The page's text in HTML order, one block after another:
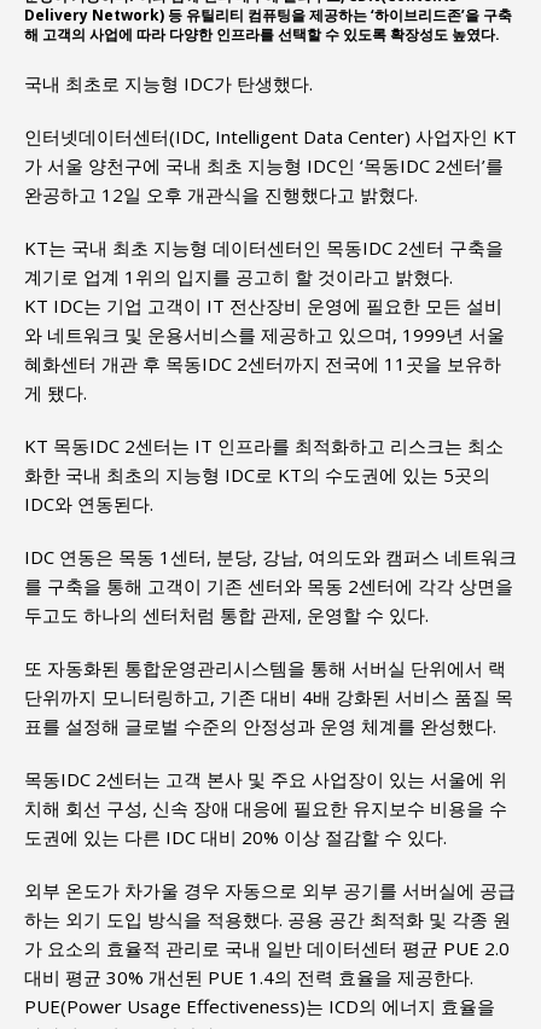
Delivery Network) 등 유틸리티 컴퓨팅을 제공하는 ‘하이브리드존’을 구축
해 고객의 사업에 따라 다양한 인프라를 선택할 수 있도록 확장성도 높였다.
국내 최초로 지능형 IDC가 탄생했다.
인터넷데이터센터(IDC, Intelligent Data Center) 사업자인 KT
가 서울 양천구에 국내 최초 지능형 IDC인 ‘목동IDC 2센터’를
완공하고 12일 오후 개관식을 진행했다고 밝혔다.
KT는 국내 최초 지능형 데이터센터인 목동IDC 2센터 구축을
계기로 업계 1위의 입지를 공고히 할 것이라고 밝혔다.
KT IDC는 기업 고객이 IT 전산장비 운영에 필요한 모든 설비
와 네트워크 및 운용서비스를 제공하고 있으며, 1999년 서울
혜화센터 개관 후 목동IDC 2센터까지 전국에 11곳을 보유하
게 됐다.
KT 목동IDC 2센터는 IT 인프라를 최적화하고 리스크는 최소
화한 국내 최초의 지능형 IDC로 KT의 수도권에 있는 5곳의
IDC와 연동된다.
IDC 연동은 목동 1센터, 분당, 강남, 여의도와 캠퍼스 네트워크
를 구축을 통해 고객이 기존 센터와 목동 2센터에 각각 상면을
두고도 하나의 센터처럼 통합 관제, 운영할 수 있다.
또 자동화된 통합운영관리시스템을 통해 서버실 단위에서 랙
단위까지 모니터링하고, 기존 대비 4배 강화된 서비스 품질 목
표를 설정해 글로벌 수준의 안정성과 운영 체계를 완성했다.
목동IDC 2센터는 고객 본사 및 주요 사업장이 있는 서울에 위
치해 회선 구성, 신속 장애 대응에 필요한 유지보수 비용을 수
도권에 있는 다른 IDC 대비 20% 이상 절감할 수 있다.
외부 온도가 차가울 경우 자동으로 외부 공기를 서버실에 공급
하는 외기 도입 방식을 적용했다. 공용 공간 최적화 및 각종 원
가 요소의 효율적 관리로 국내 일반 데이터센터 평균 PUE 2.0
대비 평균 30% 개선된 PUE 1.4의 전력 효율을 제공한다.
PUE(Power Usage Effectiveness)는 ICD의 에너지 효율을